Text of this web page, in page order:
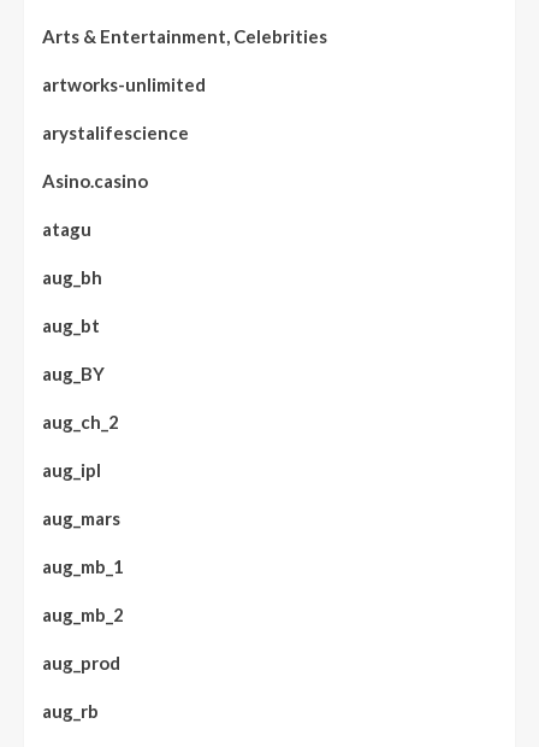
Arts & Entertainment, Celebrities
artworks-unlimited
arystalifescience
Asino.casino
atagu
aug_bh
aug_bt
aug_BY
aug_ch_2
aug_ipl
aug_mars
aug_mb_1
aug_mb_2
aug_prod
aug_rb